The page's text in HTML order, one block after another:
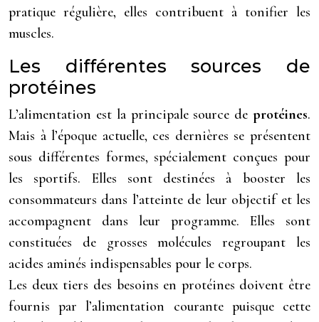
pratique régulière, elles contribuent à tonifier les
muscles.
Les différentes sources de
protéines
L’alimentation est la principale source de protéines.
Mais à l’époque actuelle, ces dernières se présentent
sous différentes formes, spécialement conçues pour
les sportifs. Elles sont destinées à booster les
consommateurs dans l’atteinte de leur objectif et les
accompagnent dans leur programme. Elles sont
constituées de grosses molécules regroupant les
acides aminés indispensables pour le corps.
Les deux tiers des besoins en protéines doivent être
fournis par l’alimentation courante puisque cette